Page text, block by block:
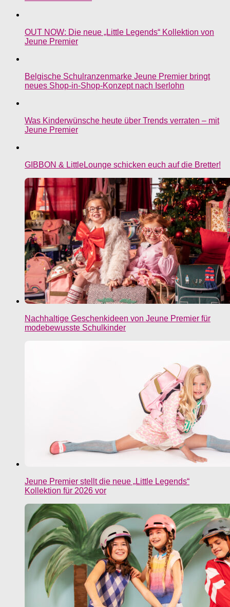
OUT NOW: Die neue „Little Legends“ Kollektion von
Jeune Premier
Belgische Schulranzenmarke Jeune Premier bringt
neues Shop-in-Shop-Konzept nach Iserlohn
Was Kinderwünsche heute über Trends verraten – mit
Jeune Premier
GIBBON & LittleLounge schicken euch auf die Bretter!
Nachhaltige Geschenkideen von Jeune Premier für
modebewusste Schulkinder
Jeune Premier stellt die neue „Little Legends“
Kollektion für 2026 vor